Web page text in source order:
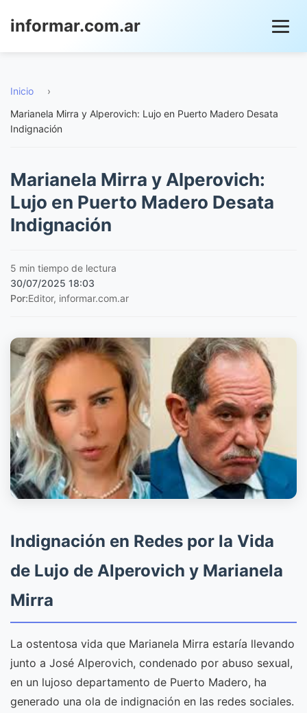
informar.com.ar
Inicio
›
Marianela Mirra y Alperovich: Lujo en Puerto Madero Desata
Indignación
Marianela Mirra y Alperovich:
Lujo en Puerto Madero Desata
Indignación
5 min tiempo de lectura
30/07/2025 18:03
Por:Editor, informar.com.ar
Indignación en Redes por la Vida
de Lujo de Alperovich y Marianela
Mirra
La ostentosa vida que Marianela Mirra estaría llevando
junto a José Alperovich, condenado por abuso sexual,
en un lujoso departamento de Puerto Madero, ha
generado una ola de indignación en las redes sociales.